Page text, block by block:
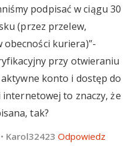
podpisać w ciągu 30
(przez przelew,
kuriera)”-
przy otwieraniu
konto i dostęp do
to znaczy, że
tak?
• Karol32423 Odpowiedz